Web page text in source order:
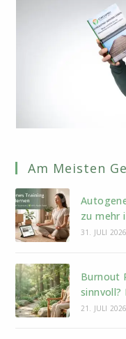
Am Meisten
zu mehr
31. JULI 2026
Burnout
sinnvoll?
21. JULI 2026